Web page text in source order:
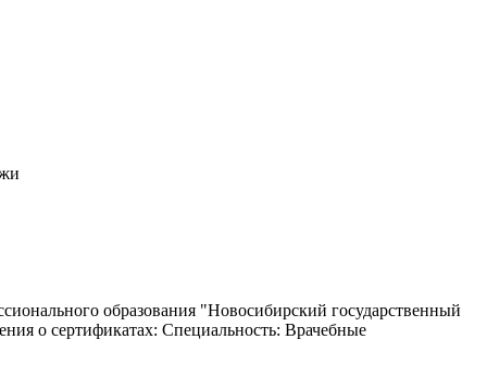
образования "Новосибирский государственный
о сертификатах: Специальность: Врачебные